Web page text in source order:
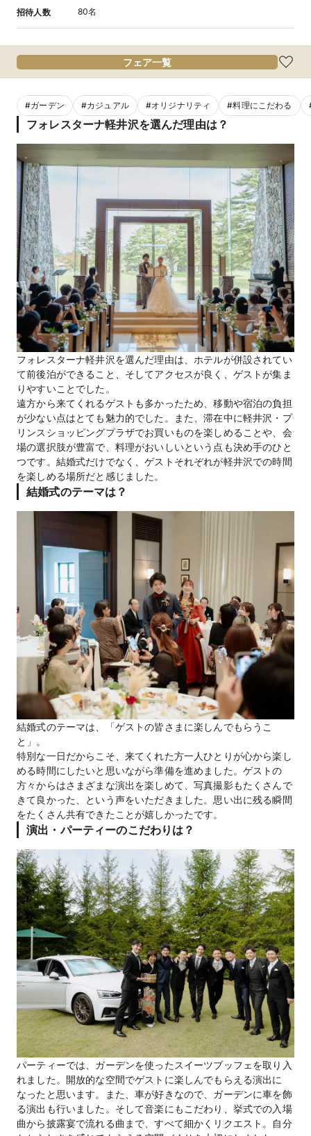
招待人数 80名
フェア一覧
#ガーデン #カジュアル #オリジナリティ #料理にこだわる
フォレスターナ軽井沢を選んだ理由は？
フォレスターナ軽井沢を選んだ理由は、ホテルが併設されてい
て前後泊ができること、そしてアクセスが良く、ゲストが集ま
りやすいことでした。
遠方から来てくれるゲストも多かったため、移動や宿泊の負担
が少ない点はとても魅力的でした。また、滞在中に軽井沢・プ
リンスショッピングプラザでお買いものを楽しめることや、会
場の選択肢が豊富で、料理がおいしいという点も決め手のひと
つです。結婚式だけでなく、ゲストそれぞれが軽井沢での時間
を楽しめる場所だと感じました。
結婚式のテーマは？
結婚式のテーマは、「ゲストの皆さまに楽しんでもらうこ
と」。
特別な一日だからこそ、来てくれた方一人ひとりが心から楽し
める時間にしたいと思いながら準備を進めました。ゲストの
方々からはさまざまな演出を楽しめて、写真撮影もたくさんで
きて良かった、という声をいただきました。思い出に残る瞬間
をたくさん共有できたことが嬉しかったです。
演出・パーティーのこだわりは？
パーティーでは、ガーデンを使ったスイーツブッフェを取り入
れました。開放的な空間でゲストに楽しんでもらえる演出に
なったと思います。また、車が好きなので、ガーデンに車を飾
る演出も行いました。そして音楽にもこだわり、挙式での入場
曲から披露宴で流れる曲まで、すべて細かくリクエスト。自分